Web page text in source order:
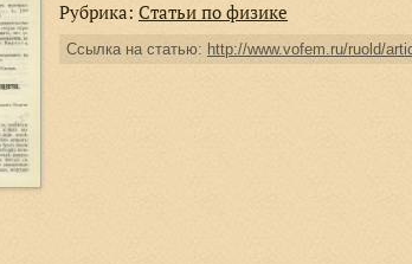
Рубрика: Статьи по физике
Ссылка на статью: http://www.vofem.ru/ruold/